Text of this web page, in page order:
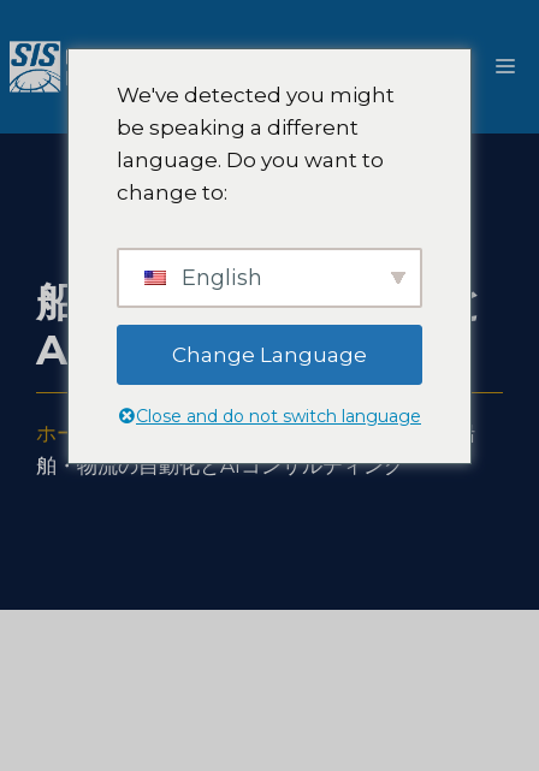
ン
テ
メ
船舶・物流の自動化と
AIコンサルティング
ホーム AI市場調査と戦略
船
舶・物流の自動化とAIコンサルティング
We've detected you might
be speaking a different
language. Do you want to
change to:
English
Change Language
Close and do not switch language